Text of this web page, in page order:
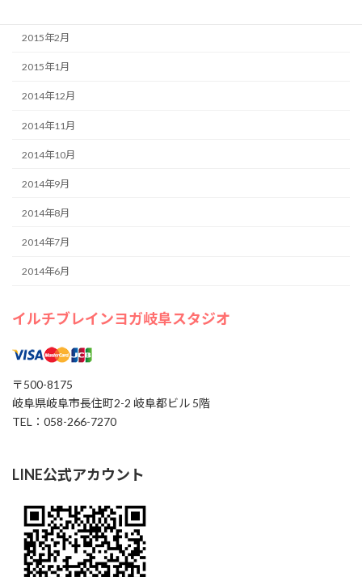
2015年2月
2015年1月
2014年12月
2014年11月
2014年10月
2014年9月
2014年8月
2014年7月
2014年6月
イルチブレインヨガ岐阜スタジオ
〒500-8175
岐阜県岐阜市長住町2-2 岐阜都ビル 5階
TEL：058-266-7270
LINE公式アカウント